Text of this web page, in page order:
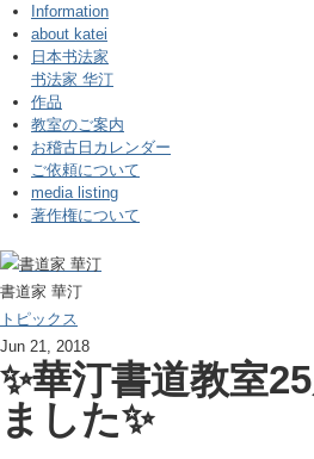
Information
about katei
日本书法家
书法家 华汀
作品
教室のご案内
お稽古日カレンダー
ご依頼について
media listing
著作権について
書道家 華汀
トピックス
Jun 21, 2018
✨華汀書道教室
ました✨